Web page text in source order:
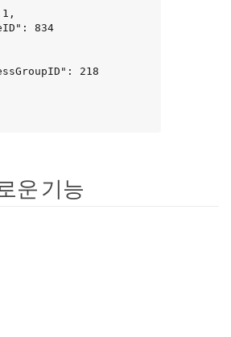
운 기능